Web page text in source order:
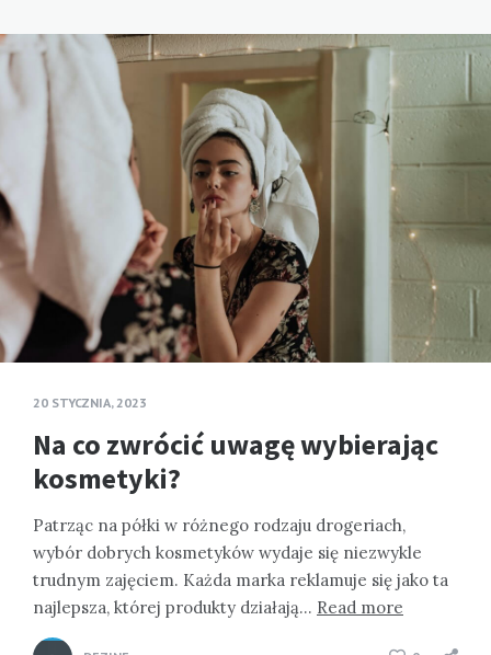
20 STYCZNIA, 2023
Na co zwrócić uwagę wybierając
kosmetyki?
Patrząc na półki w różnego rodzaju drogeriach,
wybór dobrych kosmetyków wydaje się niezwykle
trudnym zajęciem. Każda marka reklamuje się jako ta
najlepsza, której produkty działają… Read more